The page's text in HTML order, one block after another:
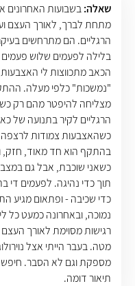
שאלה:בשבועות האחרונים
מתחת לברך, לאורך העצם
הרגליים. הם מתרחשים
בלילה לפעמים שלוש
הכאב מתכווצות לי
מצליחה להיפטר מהם רק
הרגליים לקיר בתנועה של
כשהאצבעות צמודות
בהתקף הוא חד מאוד, חזק,
כשאני שוכבת, אבל גם
תוך כדי נהיגה. לפעמים
כדי שכיבה - ופתאום מגיע
נמוכה, ובאחרונה כמעט כל
רגישות מסוימת לאורך
מטה. בעבר הייתי אצל
מספקת וגם לא הסבר.
תיאור דומה.